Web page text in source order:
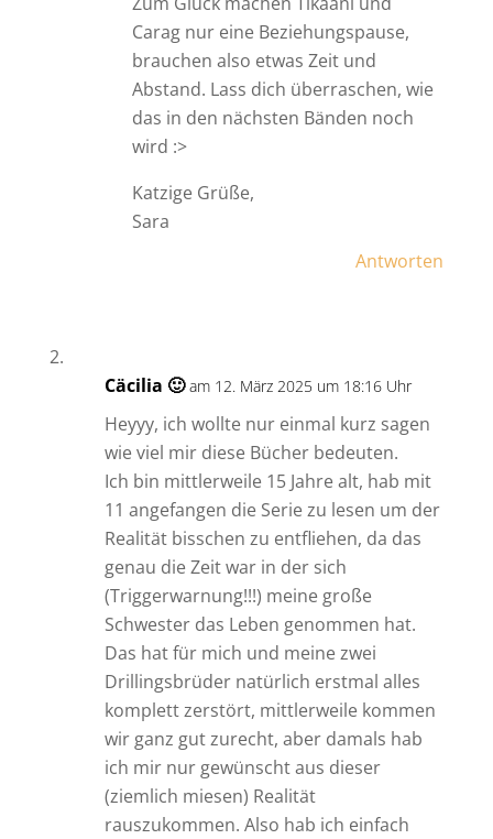
Carag nur eine Beziehungspause,
brauchen also etwas Zeit und
Abstand. Lass dich überraschen, wie
das in den nächsten Bänden noch
wird :>
Katzige Grüße,
Sara
Antworten
Cäcilia 🙂 am 12. März 2025 um 18:16 Uhr
Heyyy, ich wollte nur einmal kurz sagen
wie viel mir diese Bücher bedeuten.
Ich bin mittlerweile 15 Jahre alt, hab mit
11 angefangen die Serie zu lesen um der
Realität bisschen zu entfliehen, da das
genau die Zeit war in der sich
(Triggerwarnung!!!) meine große
Schwester das Leben genommen hat.
Das hat für mich und meine zwei
Drillingsbrüder natürlich erstmal alles
komplett zerstört, mittlerweile kommen
wir ganz gut zurecht, aber damals hab
ich mir nur gewünscht aus dieser
(ziemlich miesen) Realität
rauszukommen. Also hab ich einfach